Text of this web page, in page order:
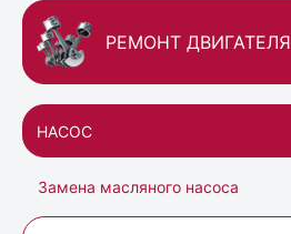
РЕМОНТ ДВИГАТЕЛЯ
НАСОС
Замена масляного насоса